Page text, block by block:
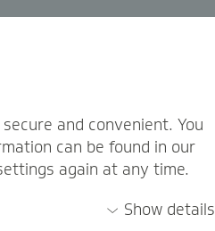
and convenient. You
can be found in our
again at any time.
Show details